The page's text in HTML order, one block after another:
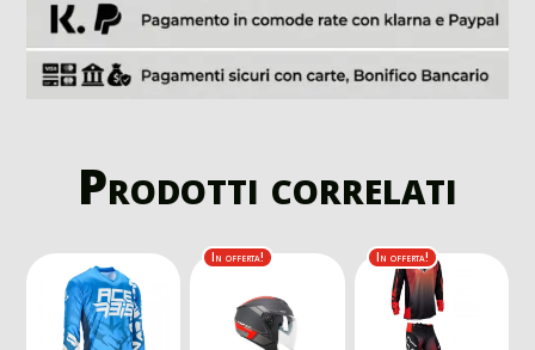
Prodotti correlati
In offerta! In offerta!